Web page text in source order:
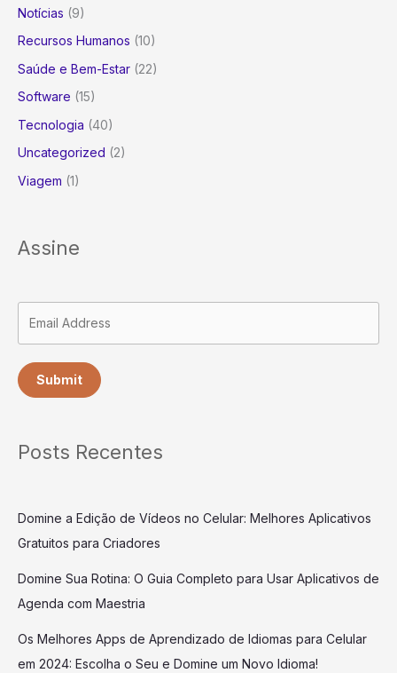
Notícias (9)
Recursos Humanos (10)
Saúde e Bem-Estar (22)
Software (15)
Tecnologia (40)
Uncategorized (2)
Viagem (1)
Assine
Submit
Posts Recentes
Domine a Edição de Vídeos no Celular: Melhores Aplicativos
Gratuitos para Criadores
Domine Sua Rotina: O Guia Completo para Usar Aplicativos de
Agenda com Maestria
Os Melhores Apps de Aprendizado de Idiomas para Celular
em 2024: Escolha o Seu e Domine um Novo Idioma!